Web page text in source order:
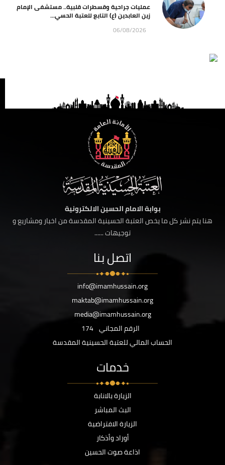
عمليات جراحية وقسطرات قلبية.. مستشفى الإمام
زين العابدين (ع) التابع للعتبة الحسي...
06/08/2026
بوابة الامام الحسين الالكترونية
هنا يتم نشر كل ما يخص العتبة الحسينية المقدسة من اخبار ومشاريع و
توجيهات ......
اتصل بنا
info@imamhussain.org
maktab@imamhussain.org
media@imamhussain.org
الرقم المجاني 174
الحساب المالي للعتبة الحسينية المقدسة
خدمات
الزيارة بالانابة
البث المباشر
الزيارة الافتراضية
أوراد وأذكار
اذاعة صوت الحسين